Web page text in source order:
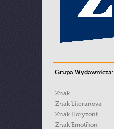
Grupa Wydawnicza:
Znak
Znak Literanova
Znak Horyzont
Znak Emotikon